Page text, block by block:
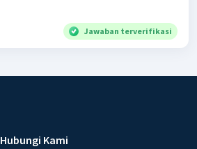
Jawaban terverifikasi
Hubungi Kami